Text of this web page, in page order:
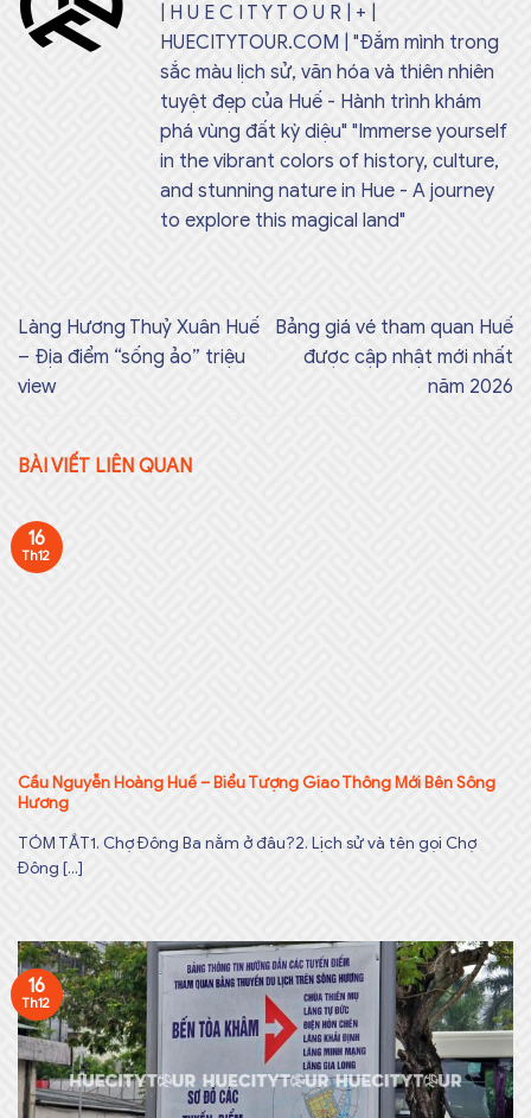
| H U E C I T Y T O U R | + |
HUECITYTOUR.COM | "Đắm mình trong
sắc màu lịch sử, văn hóa và thiên nhiên
tuyệt đẹp của Huế - Hành trình khám
phá vùng đất kỳ diệu" "Immerse yourself
in the vibrant colors of history, culture,
and stunning nature in Hue - A journey
to explore this magical land"
Làng Hương Thuỷ Xuân Huế
– Địa điểm “sống ảo” triệu
view
Bảng giá vé tham quan Huế
được cập nhật mới nhất
năm 2026
BÀI VIẾT LIÊN QUAN
Cầu Nguyễn Hoàng Huế – Biểu Tượng Giao Thông Mới Bên Sông
Hương
TÓM TẮT1. Chợ Đông Ba nằm ở đâu?2. Lịch sử và tên gọi Chợ
Đông [...]
16
Th12
16
Th12